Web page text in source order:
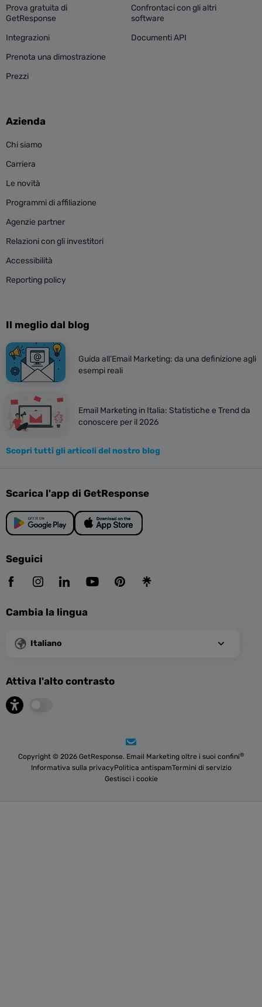
Prova gratuita di
GetResponse
Integrazioni
Prenota una dimostrazione
Prezzi
Confrontaci con gli altri
software
Documenti API
Azienda
Chi siamo
Carriera
Le novità
Programmi di affiliazione
Agenzie partner
Relazioni con gli investitori
Accessibilità
Reporting policy
Il meglio dal blog
Guida all’Email Marketing: da una definizione agli
esempi reali
Email Marketing in Italia: Statistiche e Trend da
conoscere per il 2026
Scopri tutti gli articoli del nostro blog
Scarica l'app di GetResponse
Seguici
Cambia la lingua
Italiano
Attiva l'alto contrasto
Copyright © 2026 GetResponse. Email Marketing oltre i suoi confini®
Informativa sulla privacyPolitica antispamTermini di servizio
Gestisci i cookie